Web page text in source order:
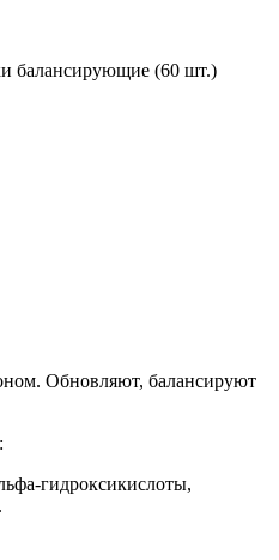
балансирующие (60 шт.)
Обновляют, балансируют
гидроксикислоты,